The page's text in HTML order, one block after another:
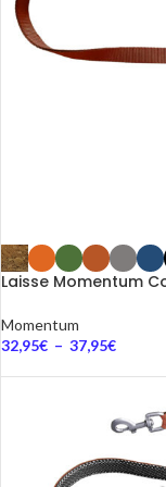
Laisse Momentum
Momentum
32,95€ – 37,95€